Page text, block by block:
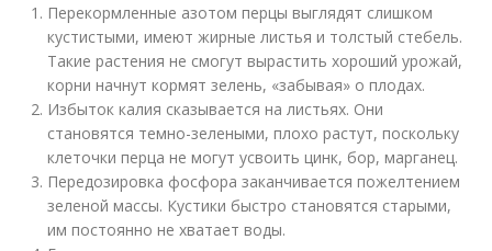
Перекормленные азотом перцы выглядят слишком
кустистыми, имеют жирные листья и толстый стебель.
Такие растения не смогут вырастить хороший урожай,
корни начнут кормят зелень, «забывая» о плодах.
Избыток калия сказывается на листьях. Они
становятся темно-зелеными, плохо растут, поскольку
клеточки перца не могут усвоить цинк, бор, марганец.
Передозировка фосфора заканчивается пожелтением
зеленой массы. Кустики быстро становятся старыми,
им постоянно не хватает воды.